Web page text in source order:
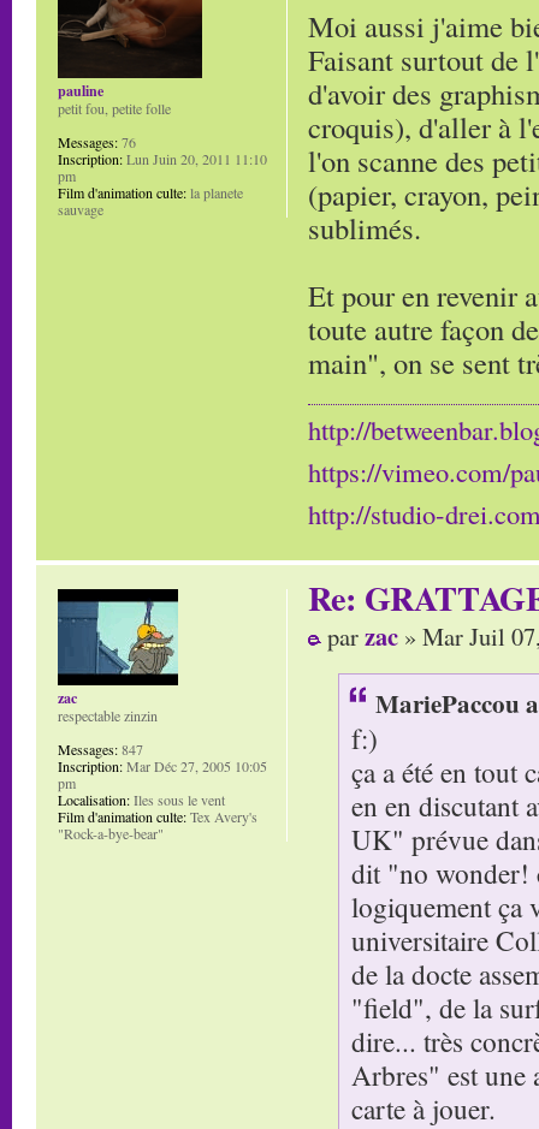
Moi aussi j'aime
Faisant surtout de
d'avoir des
croquis), d'aller à
l'on scanne des
(papier, crayon,
sublimés.
Et pour en revenir
toute autre façon
main", on se sent
http://
https://vimeo.com/
http://studio-
pauline
petit fou, petite folle
Messages:76
Inscription:Lun Juin 20, 2011 11:10
pm
Film d'animation culte:la planete
sauvage
Re:
parzac » Mar Juil
MariePaccou
f:)
ça a été en tout
en en discutant
UK" prévue
dit "no wonder!
logiquement ça
universitaire
de la docte
"field", de la
dire... très
Arbres" est une
carte à jouer.
zac
respectable zinzin
Messages:847
Inscription:Mar Déc 27, 2005 10:05
pm
Localisation:Iles sous le vent
Film d'animation culte:Tex Avery's
"Rock-a-bye-bear"